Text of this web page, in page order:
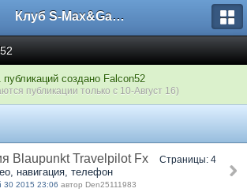
Клуб S-Max&Galaxy
публикаций создано Falcon52
публикации только с 10-Август 16)
Blaupunkt Travelpilot Fx Страницы: 4
навигация, телефон
30 2015 23:06 автор Den25111983